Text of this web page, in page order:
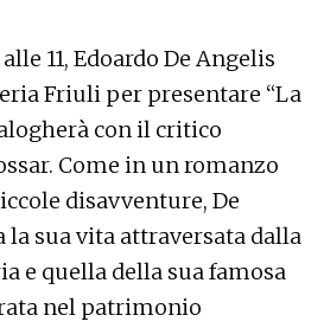
alle 11, Edoardo De Angelis
Friuli per presentare “La
con il critico
Come in un romanzo
disavventure, De
la sua vita attraversata dalla
e quella della sua famosa
nel patrimonio